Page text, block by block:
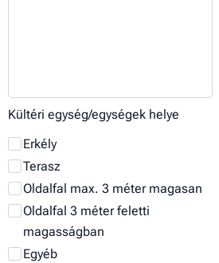
Kültéri egység/egységek helye
Erkély
Terasz
Oldalfal max. 3 méter magasan
Oldalfal 3 méter feletti
magasságban
Egyéb